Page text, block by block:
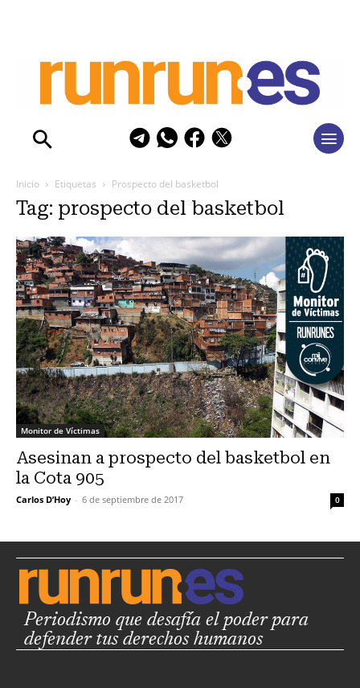
Inicio Etiquetas Prospecto del basketbol
Tag: prospecto del basketbol
Monitor de Víctimas
Asesinan a prospecto del basketbol en
la Cota 905
Carlos D’Hoy - 6 de septiembre de 2017 0
Periodismo que desafía el poder para
defender tus derechos humanos